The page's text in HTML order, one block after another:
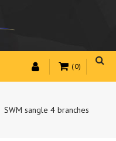
(0)
SWM sangle 4 branches